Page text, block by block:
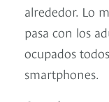
alrededor. Lo
pasa con los
ocupados
smartphones.